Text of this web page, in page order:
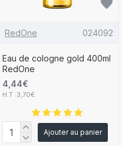
RedOne 024092
Eau de cologne gold 400ml
RedOne
4,44€
H.T :3,70€
Ajouter au panier